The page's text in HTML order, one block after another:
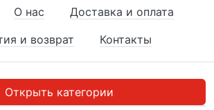
О нас
Доставка и оплата
и возврат
Контакты
Открыть категории